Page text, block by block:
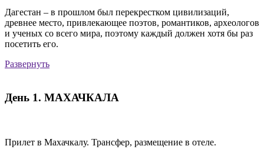
Дагестан – в прошлом был перекрестком цивилизаций,
древнее место, привлекающее поэтов, романтиков, археологов
и ученых со всего мира, поэтому каждый должен хотя бы раз
посетить его.
Развернуть
День 1. МАХАЧКАЛА
Прилет в Махачкалу. Трансфер, размещение в отеле.